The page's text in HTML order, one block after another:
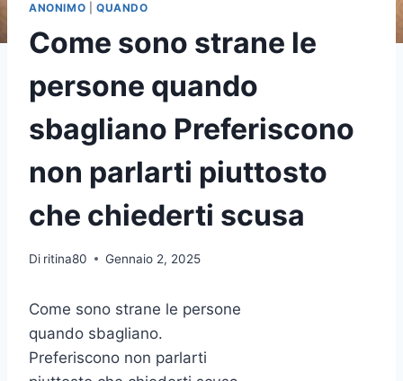
ANONIMO QUANDO
Come sono strane le
persone quando
sbagliano Preferiscono
non parlarti piuttosto
che chiederti scusa
Di ritina80 Gennaio 2, 2025
Come sono strane le persone
quando sbagliano.
Preferiscono non parlarti